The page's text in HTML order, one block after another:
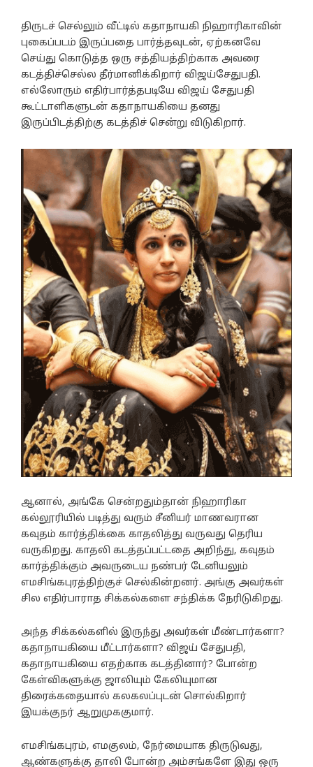
திருடச் செல்லும் வீட்டில் கதாநாயகி நிஹாரிகாவின்
புகைப்படம் இருப்பதை பார்த்தவுடன், ஏற்கனவே
செய்து கொடுத்த ஒரு சத்தியத்திற்காக அவரை
கடத்திச்செல்ல தீர்மானிக்கிறார் விஜய்சேதுபதி.
எல்லோரும் எதிர்பார்த்தபடியே விஜய் சேதுபதி
கூட்டாளிகளுடன் கதாநாயகியை தனது
இருப்பிடத்திற்கு கடத்திச் சென்று விடுகிறார்.
ஆனால், அங்கே சென்றதும்தான் நிஹாரிகா
கல்லூரியில் படித்து வரும் சீனியர் மாணவரான
கவுதம் கார்த்திக்கை காதலித்து வருவது தெரிய
வருகிறது. காதலி கடத்தப்பட்டதை அறிந்து, கவுதம்
கார்த்திக்கும் அவருடைய நண்பர் டேனியலும்
எமசிங்கபுரத்திற்குச் செல்கின்றனர். அங்கு அவர்கள்
சில எதிர்பாராத சிக்கல்களை சந்திக்க நேரிடுகிறது.
அந்த சிக்கல்களில் இருந்து அவர்கள் மீண்டார்களா?
கதாநாயகியை மீட்டார்களா? விஜய் சேதுபதி,
கதாநாயகியை எதற்காக கடத்தினார்? போன்ற
கேள்விகளுக்கு ஜாலியும் கேலியுமான
திரைக்கதையால் கலகலப்புடன் சொல்கிறார்
இயக்குநர் ஆறுமுககுமார்.
எமசிங்கபுரம், எமகுலம், நேர்மையாக திருடுவது,
ஆண்களுக்கு தாலி போன்ற அம்சங்களே இது ஒரு